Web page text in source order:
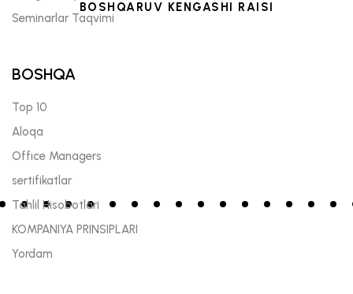
BOSHQARUV KENGASHI RAISI
Seminarlar Taqvimi
BOSHQA
Top 10
Aloqa
Offıce Managers
sertifikatlar
Tahlil Hisobotlari
KOMPANIYA PRINSIPLARI
Yordam